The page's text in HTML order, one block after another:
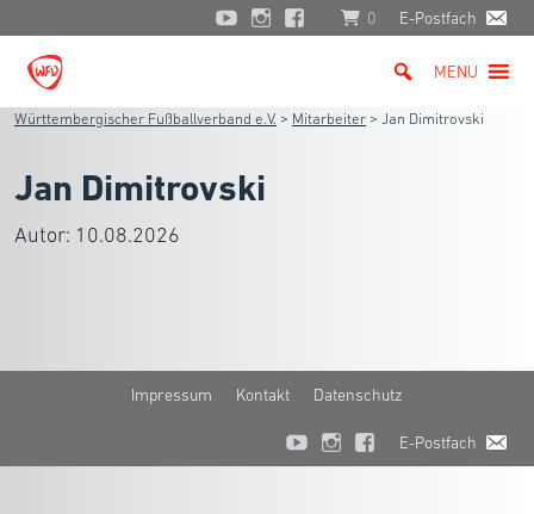
0 E-Postfach
MENU
Württembergischer Fußballverband e.V. > Mitarbeiter > Jan Dimitrovski
Jan Dimitrovski
Autor: 10.08.2026
Impressum Kontakt Datenschutz
E-Postfach